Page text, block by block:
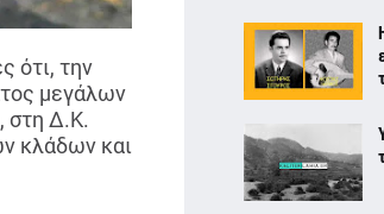
ότι, την
μεγάλων
στη Δ.Κ.
κλάδων και